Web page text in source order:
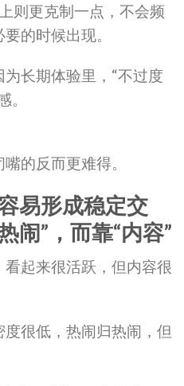
则更克制一点，不会频
的时候出现。
长期体验里，“不过度
。
的反而更难得。
易形成稳定交
闹”，而靠“内容”
起来很活跃，但内容很
很低，热闹归热闹，但